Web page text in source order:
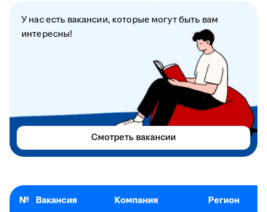
№ Вакансия Компания Регион
У нас есть вакансии, которые могут быть вам
интересны!
Смотреть вакансии